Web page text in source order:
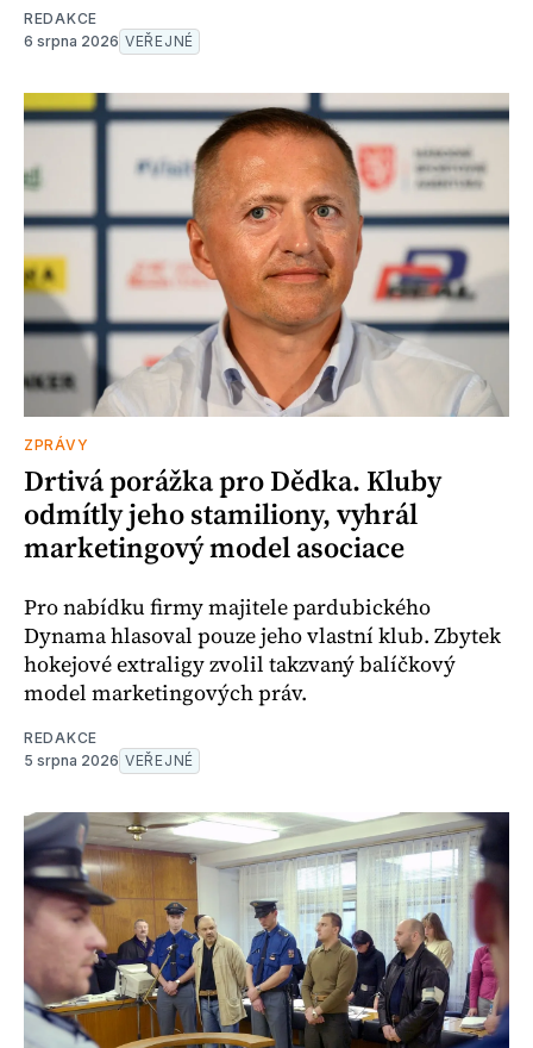
REDAKCE
6 srpna 2026 VEŘEJNÉ
ZPRÁVY
Drtivá porážka pro Dědka. Kluby
odmítly jeho stamiliony, vyhrál
marketingový model asociace
Pro nabídku firmy majitele pardubického
Dynama hlasoval pouze jeho vlastní klub. Zbytek
hokejové extraligy zvolil takzvaný balíčkový
model marketingových práv.
REDAKCE
5 srpna 2026 VEŘEJNÉ